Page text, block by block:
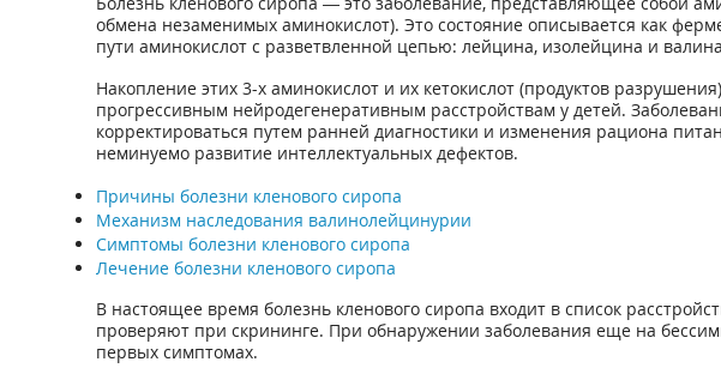
обмена незаменимых аминокислот). Это состояние описывается как
пути аминокислот с разветвленной цепью: лейцина, изолейцина и
Накопление этих 3-х аминокислот и их кетокислот (продуктов
прогрессивным нейродегенеративным расстройствам у детей.
корректироваться путем ранней диагностики и изменения рациона
неминуемо развитие интеллектуальных дефектов.
Причины болезни кленового сиропа
Механизм наследования валинолейцинурии
Симптомы болезни кленового сиропа
Лечение болезни кленового сиропа
В настоящее время болезнь кленового сиропа входит в список
проверяют при скрининге. При обнаружении заболевания еще на
первых симптомах.